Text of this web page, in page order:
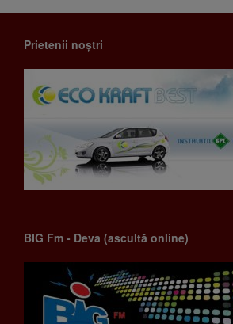
Prietenii noștri
BIG Fm - Deva (ascultă online)